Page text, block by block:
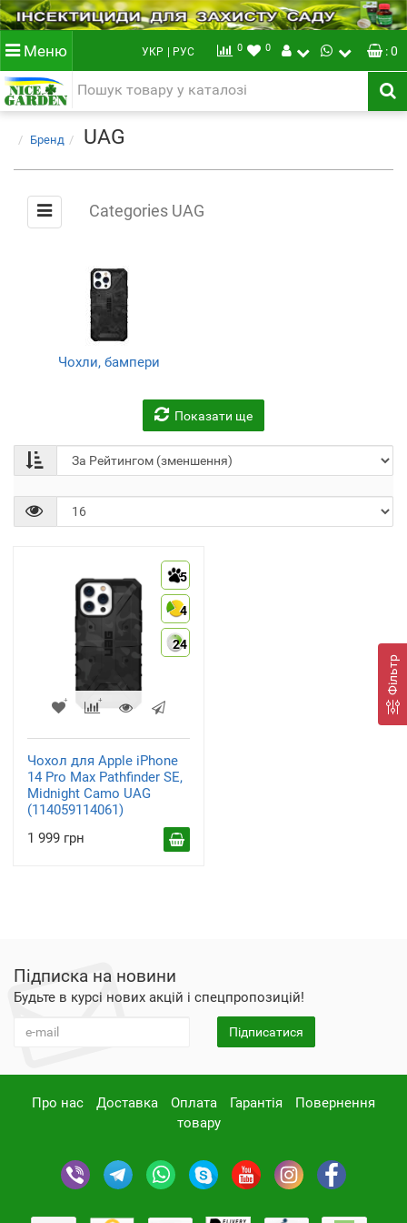
Меню УКР | РУС 0 0 : 0
Бренд UAG
Фільтр
Categories UAG
Чохли, бампери
Показати ще
5
4
24
Чохол для Apple iPhone
14 Pro Max Pathfinder SE,
Midnight Camo UAG
(114059114061)
1 999 грн
Підписка на новини
Будьте в курсі нових акцій і спецпропозицій!
Підписатися
Про нас Доставка Оплата Гарантія
Повернення
товару